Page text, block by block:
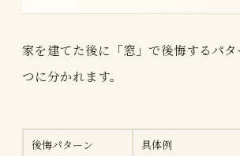
家を建てた後に「窓」で後悔するパ
つに分かれます。
後悔パターン 具体例